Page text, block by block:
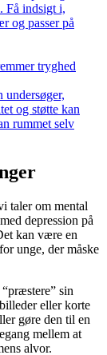
Få indsigt i,
og passer på
tryghed
og støtte kan
rummet selv
taler om mental
depression på
kan være en
unge, der måske
sin
eller korte
gøre den til en
mellem at
alvor.